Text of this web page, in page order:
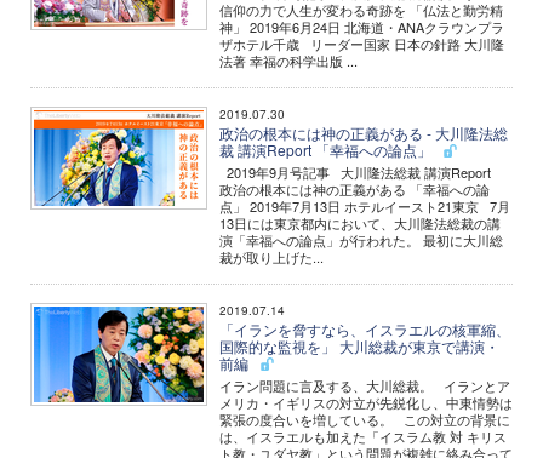
信仰の力で人生が変わる奇跡を 「仏法と勤労精
神」 2019年6月24日 北海道・ANAクラウンプラ
ザホテル千歳 リーダー国家 日本の針路 大川隆
法著 幸福の科学出版 ...
2019.07.30
政治の根本には神の正義がある - 大川隆法総
裁 講演Report 「幸福への論点」
2019年9月号記事 大川隆法総裁 講演Report
政治の根本には神の正義がある 「幸福への論
点」 2019年7月13日 ホテルイースト21東京 7月
13日には東京都内において、大川隆法総裁の講
演「幸福への論点」が行われた。 最初に大川総
裁が取り上げた...
2019.07.14
「イランを脅すなら、イスラエルの核軍縮、
国際的な監視を」 大川総裁が東京で講演・
前編
イラン問題に言及する、大川総裁。 イランとア
メリカ・イギリスの対立が先鋭化し、中東情勢は
緊張の度合いを増している。 この対立の背景に
は、イスラエルも加えた「イスラム教 対 キリス
ト教・ユダヤ教」という問題が複雑に絡み合って